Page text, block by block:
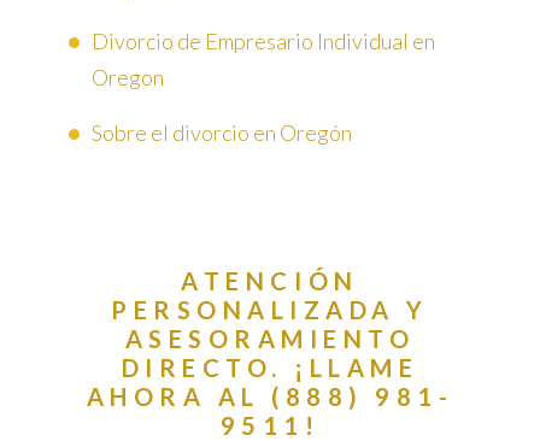
Divorcio de Empresario Individual en
Oregon
Sobre el divorcio en Oregón
ATENCIÓN
PERSONALIZADA Y
ASESORAMIENTO
DIRECTO. ¡LLAME
AHORA AL (888) 981-
9511!